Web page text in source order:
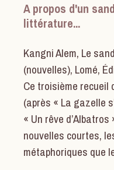
A propos d'un
littérature...
Kangni Alem, Le
(nouvelles), Lomé,
Ce troisième recueil
(après « La gazelle
« Un rêve
nouvelles courtes,
métaphoriques que